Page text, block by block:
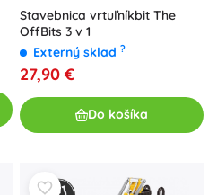
Stavebnica vrtuľníkbit The
OffBits 3 v 1
Externý sklad ?
27,90 €
Do košíka